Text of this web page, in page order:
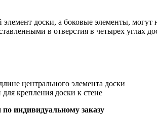
доски, а боковые элементы, могут
в отверстия в четырех углах
центрального элемента доски
крепления доски к стене
индивидуальному заказу